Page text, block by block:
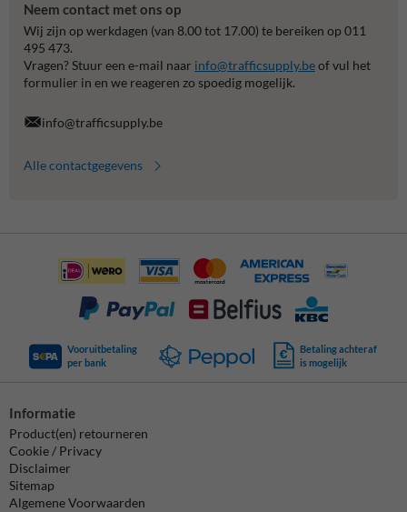
Neem contact met ons op
Wij zijn op werkdagen (van 8.00 tot 17.00) te bereiken op 011
495 473.
Vragen? Stuur een e-mail naar info@trafficsupply.beof vul het
formulier in en we reageren zo spoedig mogelijk.
info@trafficsupply.be
Alle contactgegevens
Vooruitbetaling
per bank
Betaling achteraf
is mogelijk
Informatie
Product(en) retourneren
Cookie / Privacy
Disclaimer
Sitemap
Algemene Voorwaarden